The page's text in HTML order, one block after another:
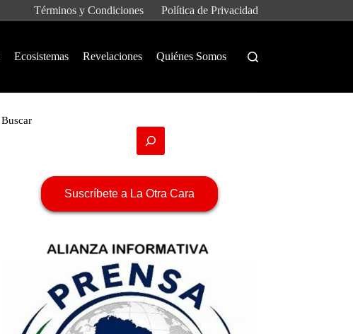
Términos y Condiciones Política de Privacidad
Ecosistemas Revelaciones Quiénes Somos
Buscar
Suscríbete a La Otra Cara